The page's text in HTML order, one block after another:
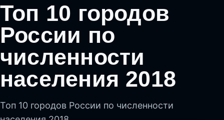
Топ 10 городов
России по
численности
населения 2018
Топ 10 городов России по численности